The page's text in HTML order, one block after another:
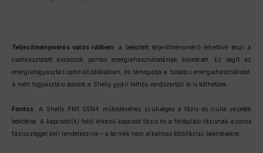
Teljesítménymérés valós időben: a beépített teljesítménymérő lehetővé teszi a
csatlakoztatott eszközök pontos energiahasználatának követését. Ez segít az
energiafogyasztás optimalizálásában, és támogatja a tudatos energiahasználatot.
A mért fogyasztási adatok a Shelly gyári felhős rendszerből le is tölthetőek.
Fontos: A Shelly PM1 GEN4 működéséhez szükséges a fázis és nulla vezeték
bekötése. A kapcsoló(k) felől érkező kapcsolt fázis és a feltápláló fázisnak azonos
fázisszöggel kell rendelkeznie – a termék nem alkalmas többfázisú bekötésekre.